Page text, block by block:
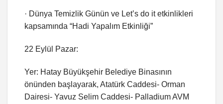
· Dünya Temizlik Günün ve Let’s do it etkinlikleri
kapsamında “Hadi Yapalım Etkinliği”
22 Eylül Pazar:
Yer: Hatay Büyükşehir Belediye Binasının
önünden başlayarak, Atatürk Caddesi- Orman
Dairesi- Yavuz Selim Caddesi- Palladium AVM